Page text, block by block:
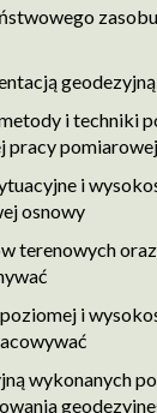
i techniki
pracy
i
osnowy
terenowych
i
wykonanych